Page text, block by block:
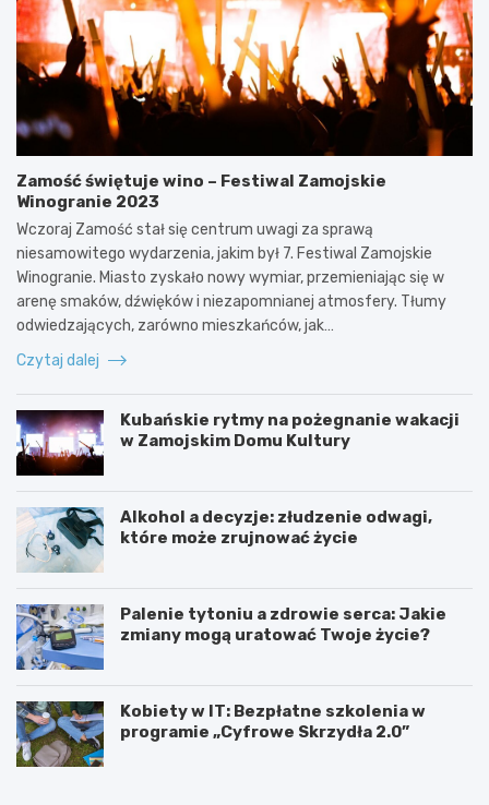
Zamość świętuje wino – Festiwal Zamojskie
Winogranie 2023
Wczoraj Zamość stał się centrum uwagi za sprawą
niesamowitego wydarzenia, jakim był 7. Festiwal Zamojskie
Winogranie. Miasto zyskało nowy wymiar, przemieniając się w
arenę smaków, dźwięków i niezapomnianej atmosfery. Tłumy
odwiedzających, zarówno mieszkańców, jak…
Czytaj dalej
Kubańskie rytmy na pożegnanie wakacji
w Zamojskim Domu Kultury
Alkohol a decyzje: złudzenie odwagi,
które może zrujnować życie
Palenie tytoniu a zdrowie serca: Jakie
zmiany mogą uratować Twoje życie?
Kobiety w IT: Bezpłatne szkolenia w
programie „Cyfrowe Skrzydła 2.0”
Z
K